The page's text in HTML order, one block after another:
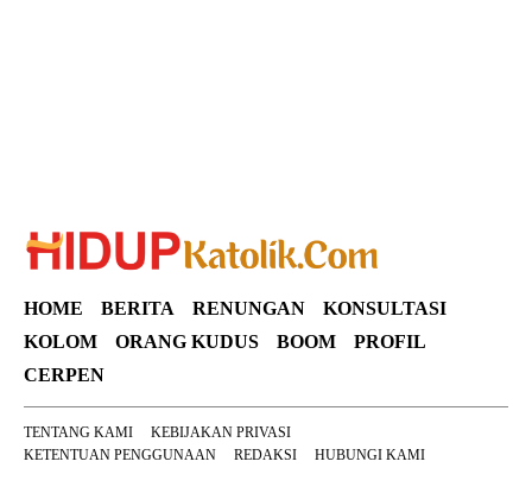
HOME BERITA RENUNGAN
KONSULTASI
KOLOM
ORANG KUDUS BOOM
PROFIL
CERPEN
TENTANG KAMI
KEBIJAKAN PRIVASI
KETENTUAN PENGGUNAAN
REDAKSI HUBUNGI KAMI